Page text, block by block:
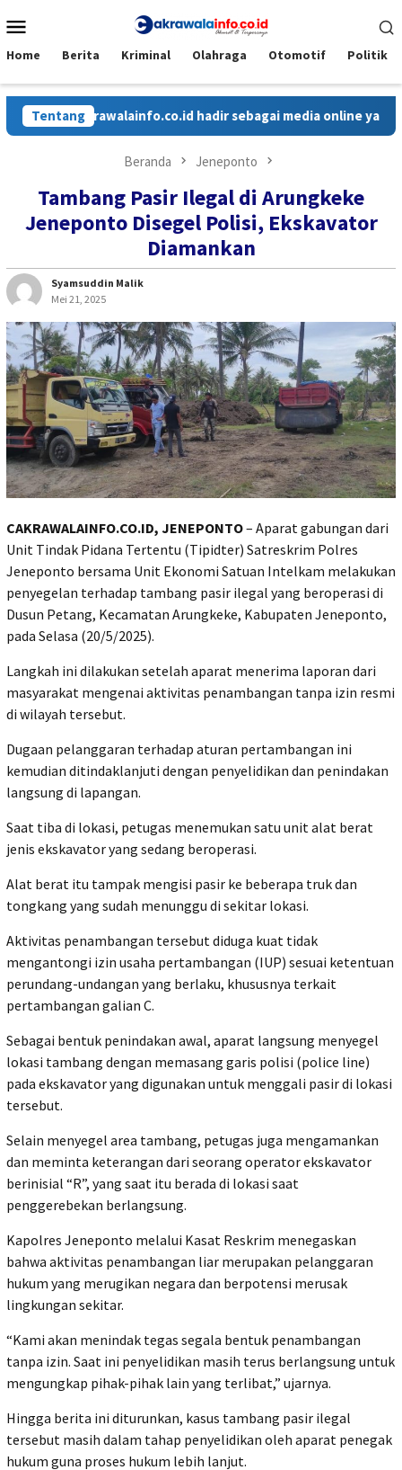
ke
Mobile
Home Berita Kriminal Olahraga Otomotif Politik
Tentang
Cakrawalainfo.co.id hadir sebagai media online yang
Beranda Jeneponto
Tambang Pasir Ilegal di Arungkeke
Jeneponto Disegel Polisi, Ekskavator
Diamankan
Syamsuddin Malik
Mei 21, 2025
CAKRAWALAINFO.CO.ID, JENEPONTO– Aparat gabungan dari
Unit Tindak Pidana Tertentu (Tipidter) Satreskrim Polres
Jeneponto bersama Unit Ekonomi Satuan Intelkam melakukan
penyegelan terhadap tambang pasir ilegal yang beroperasi di
Dusun Petang, Kecamatan Arungkeke, Kabupaten Jeneponto,
pada Selasa (20/5/2025).
‎Langkah ini dilakukan setelah aparat menerima laporan dari
masyarakat mengenai aktivitas penambangan tanpa izin resmi
di wilayah tersebut.
Dugaan pelanggaran terhadap aturan pertambangan ini
kemudian ditindaklanjuti dengan penyelidikan dan penindakan
langsung di lapangan.
‎Saat tiba di lokasi, petugas menemukan satu unit alat berat
jenis ekskavator yang sedang beroperasi.
Alat berat itu tampak mengisi pasir ke beberapa truk dan
tongkang yang sudah menunggu di sekitar lokasi.
‎Aktivitas penambangan tersebut diduga kuat tidak
mengantongi izin usaha pertambangan (IUP) sesuai ketentuan
perundang-undangan yang berlaku, khususnya terkait
pertambangan galian C.
‎Sebagai bentuk penindakan awal, aparat langsung menyegel
lokasi tambang dengan memasang garis polisi (police line)
pada ekskavator yang digunakan untuk menggali pasir di lokasi
tersebut.
‎Selain menyegel area tambang, petugas juga mengamankan
dan meminta keterangan dari seorang operator ekskavator
berinisial “R”, yang saat itu berada di lokasi saat
penggerebekan berlangsung.
‎Kapolres Jeneponto melalui Kasat Reskrim menegaskan
bahwa aktivitas penambangan liar merupakan pelanggaran
hukum yang merugikan negara dan berpotensi merusak
lingkungan sekitar.
‎“Kami akan menindak tegas segala bentuk penambangan
tanpa izin. Saat ini penyelidikan masih terus berlangsung untuk
mengungkap pihak-pihak lain yang terlibat,” ujarnya.
‎Hingga berita ini diturunkan, kasus tambang pasir ilegal
tersebut masih dalam tahap penyelidikan oleh aparat penegak
hukum guna proses hukum lebih lanjut.